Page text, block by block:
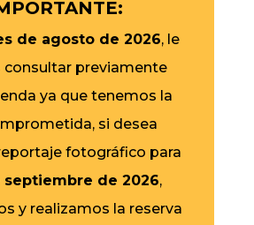
de agosto de 2026, le
consultar previamente
ya que tenemos la
si desea
fotográfico para
septiembre de 2026,
y realizamos la reserva